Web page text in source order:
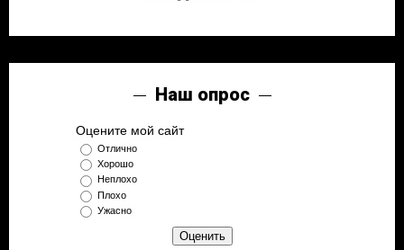
Наш опрос
Оцените мой сайт
Отлично
Хорошо
Неплохо
Плохо
Ужасно